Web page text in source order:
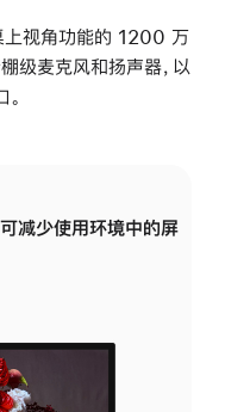
上视角功能的 1200 万
级麦克风和扬声器，以
减少使用环境中的屏